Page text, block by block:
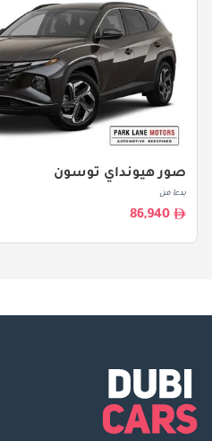
صور هيونداي توسون
بدءا من
86,940